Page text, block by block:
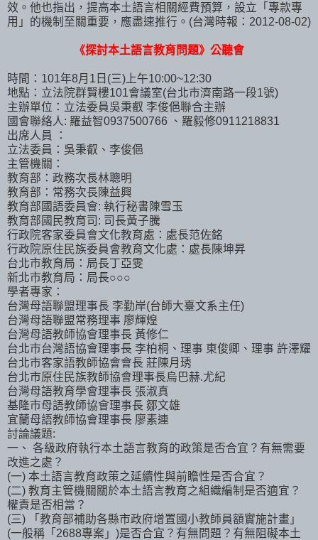
效。他也指出，提高本土語言相關經費預算，設立「專款專
用」的機制至關重要，應盡速推行。(台灣時報：2012-08-02)
《探討本土語言教育問題》公聽會
時間：101年8月1日(三)上午10:00~12:30
地點：立法院群賢樓101會議室(台北市濟南路一段1號)
主辦單位：立法委員吳秉叡 李俊俋聯合主辦
國會聯絡人: 羅益智0937500766 、羅毅修0911218831
出席人員 ：
立法委員：吳秉叡、李俊俋
主管機關：
教育部：政務次長林聰明
教育部：常務次長陳益興
教育部國語委員會: 執行秘書陳雪玉
教育部國民教育司: 司長黃子騰
行政院客家委員會文化教育處：處長范佐銘
行政院原住民族委員會教育文化處：處長陳坤昇
台北市教育局：局長丁亞雯
新北市教育局：局長○○○
學者專家：
台灣母語聯盟理事長 李勤岸(台師大臺文系主任)
台灣母語聯盟常務理事 廖輝煌
台灣母語教師協會理事長 黃修仁
台北市台灣語協會理事長 李柏桐、理事 東俊卿、理事 許澤耀
台北市客家語教師協會會長 莊陳月琇
台北市原住民族教師協會理事長烏巴赫.尤紀
台灣母語教育學會理事長 張淑真
基隆市母語教師協會理事長 鄒文雄
宜蘭母語教師協會理事長 廖素連
討論議題:
一、 各級政府執行本土語言教育的政策是否合宜？有無需要
改進之處？
(一) 本土語言教育政策之延續性與前瞻性是否合宜？
(二) 教育主管機關關於本土語言教育之組織編制是否適宜？
權責是否相當？
(三) 「教育部補助各縣市政府增置國小教師員額實施計畫」
(一般稱「2688專案」)是否合宜？有無問題？有無阻礙本土